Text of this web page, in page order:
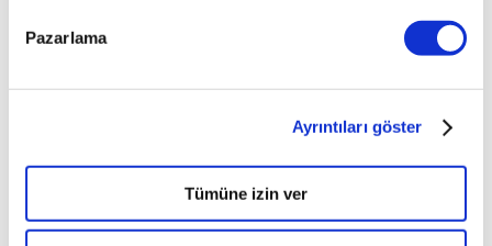
Pazarlama
Ayrıntıları göster
Tümüne izin ver